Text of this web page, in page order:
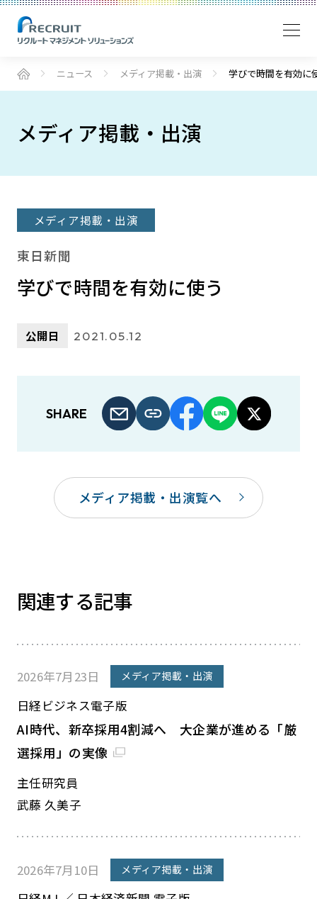
ニュース メディア掲載・出演 学びで時間を有効に
メディア掲載・出演
メディア掲載・出演
東日新聞
学びで時間を有効に使う
公開日 2021.05.12
SHARE
メディア掲載・出演覧へ
関連する記事
2026年7月23日 メディア掲載・出演
日経ビジネス電子版
AI時代、新卒採用4割減へ 大企業が進める「厳
選採用」の実像
主任研究員
武藤 久美子
2026年7月10日 メディア掲載・出演